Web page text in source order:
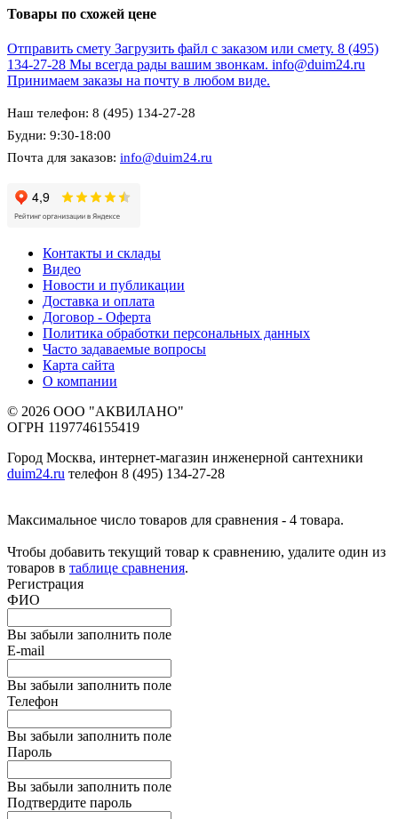
Товары по схожей цене
Отправить смету Загрузить файл с заказом или смету. 8 (495)
134-27-28 Мы всегда рады вашим звонкам. info@duim24.ru
Принимаем заказы на почту в любом виде.
Наш телефон: 8 (495) 134-27-28
Будни: 9:30-18:00
Почта для заказов: info@duim24.ru
Контакты и склады
Видео
Новости и публикации
Доставка и оплата
Договор - Оферта
Политика обработки персональных данных
Часто задаваемые вопросы
Карта сайта
О компании
© 2026 ООО "АКВИЛАНО"
ОГРН 1197746155419
Город Москва, интернет-магазин инженерной сантехники
duim24.ru телефон 8 (495) 134-27-28
Максимальное число товаров для сравнения - 4 товара.
Чтобы добавить текущий товар к сравнению, удалите один из
товаров в таблице сравнения.
Регистрация
ФИО
Вы забыли заполнить поле
E-mail
Вы забыли заполнить поле
Телефон
Вы забыли заполнить поле
Пароль
Вы забыли заполнить поле
Подтвердите пароль